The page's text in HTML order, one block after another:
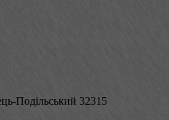
Подільський 32315